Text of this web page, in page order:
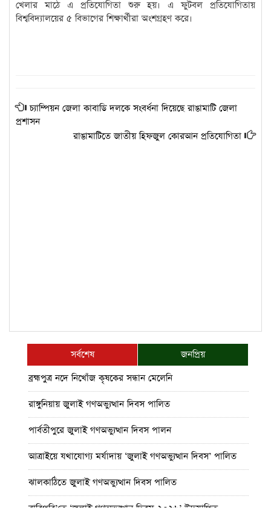
খেলার মাঠে এ প্রতিযোগিতা শুরু হয়। এ ফুটবল প্রতিযোগিতায়
বিশ্ববিদ্যালয়ের ৫ বিভাগের শিক্ষার্থীরা অংশগ্রহণ করে।
চ্যাম্পিয়ন জেলা কাবাডি দলকে সংবর্ধনা দিয়েছে রাঙামাটি জেলা
প্রশাসন
রাঙামাটিতে জাতীয় হিফজুল কোরআন প্রতিযোগিতা
সর্বশেষ
জনপ্রিয়
ব্রহ্মপুত্র নদে নিখোঁজ কৃষকের সন্ধান মেলেনি
রাঙ্গুনিয়ায় জুলাই গণঅভ্যুত্থান দিবস পালিত
পার্বতীপুরে জুলাই গণঅভ্যুত্থান দিবস পালন
আত্রাইয়ে যথাযোগ্য মর্যাদায় ‘জুলাই গণঅভ্যুত্থান দিবস’ পালিত
ঝালকাঠিতে জুলাই গণঅভ্যুত্থান দিবস পালিত
রাবিপ্রবি’তে ‘জুলাই গণঅভ্যুত্থান দিবস-২০২৬’ উদযাপিত